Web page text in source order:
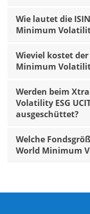
Wie lautet die
Minimum Volatility
Wieviel kostet der
Minimum Volatility
Werden beim
Volatility ESG
ausgeschüttet?
Welche
World Minimum